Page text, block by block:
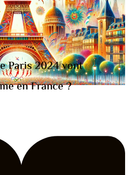
Paris 2024 vont
en France ?